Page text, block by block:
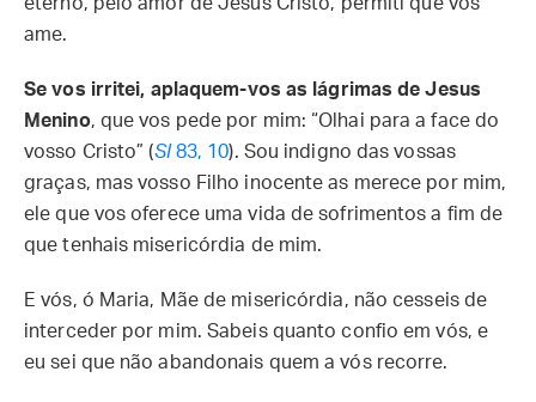
ame.
Se vos irritei, aplaquem-vos as lágrimas de Jesus
Menino, que vos pede por mim: “Olhai para a face do
vosso Cristo” (Sl83, 10). Sou indigno das vossas
graças, mas vosso Filho inocente as merece por mim,
ele que vos oferece uma vida de sofrimentos a fim de
que tenhais misericórdia de mim.
E vós, ó Maria, Mãe de misericórdia, não cesseis de
interceder por mim. Sabeis quanto confio em vós, e
eu sei que não abandonais quem a vós recorre.